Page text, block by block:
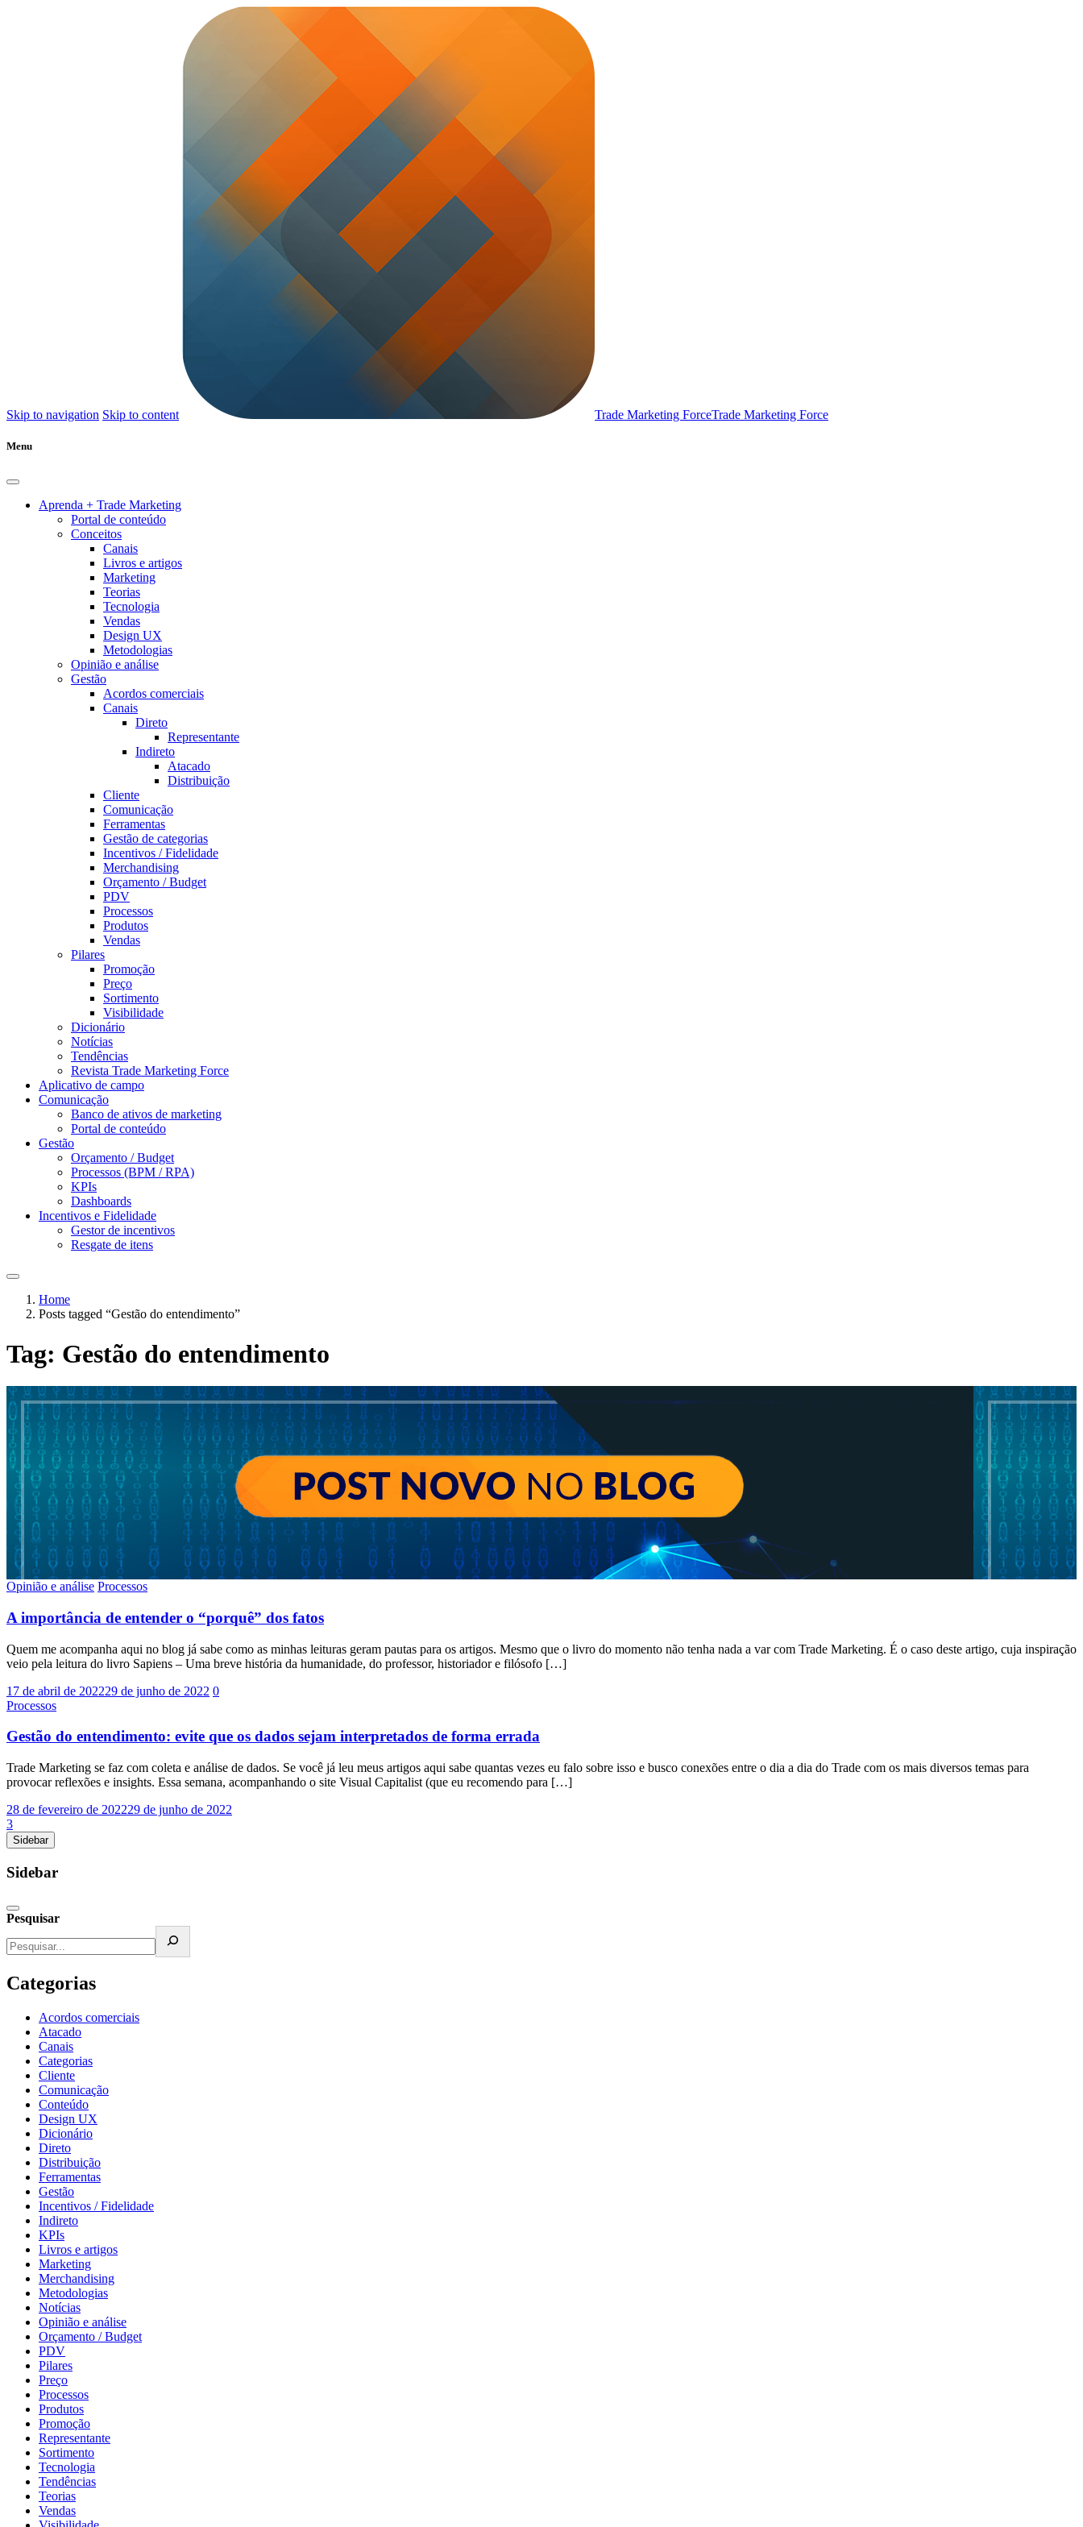
Skip to navigation Skip to content Trade Marketing ForceTrade Marketing Force
Menu
Aprenda + Trade Marketing
Portal de conteúdo
Conceitos
Canais
Livros e artigos
Marketing
Teorias
Tecnologia
Vendas
Design UX
Metodologias
Opinião e análise
Gestão
Acordos comerciais
Canais
Direto
Representante
Indireto
Atacado
Distribuição
Cliente
Comunicação
Ferramentas
Gestão de categorias
Incentivos / Fidelidade
Merchandising
Orçamento / Budget
PDV
Processos
Produtos
Vendas
Pilares
Promoção
Preço
Sortimento
Visibilidade
Dicionário
Notícias
Tendências
Revista Trade Marketing Force
Aplicativo de campo
Comunicação
Banco de ativos de marketing
Portal de conteúdo
Gestão
Orçamento / Budget
Processos (BPM / RPA)
KPIs
Dashboards
Incentivos e Fidelidade
Gestor de incentivos
Resgate de itens
Home
Posts tagged “Gestão do entendimento”
Tag: Gestão do entendimento
Opinião e análise Processos
A importância de entender o “porquê” dos fatos
Quem me acompanha aqui no blog já sabe como as minhas leituras geram pautas para os artigos. Mesmo que o livro do momento não tenha nada a var com Trade Marketing. É o caso deste artigo, cuja inspiração
veio pela leitura do livro Sapiens – Uma breve história da humanidade, do professor, historiador e filósofo […]
17 de abril de 202229 de junho de 2022 0
Processos
Gestão do entendimento: evite que os dados sejam interpretados de forma errada
Trade Marketing se faz com coleta e análise de dados. Se você já leu meus artigos aqui sabe quantas vezes eu falo sobre isso e busco conexões entre o dia a dia do Trade com os mais diversos temas para
provocar reflexões e insights. Essa semana, acompanhando o site Visual Capitalist (que eu recomendo para […]
28 de fevereiro de 202229 de junho de 2022
3
Sidebar
Sidebar
Pesquisar
Categorias
Acordos comerciais
Atacado
Canais
Categorias
Cliente
Comunicação
Conteúdo
Design UX
Dicionário
Direto
Distribuição
Ferramentas
Gestão
Incentivos / Fidelidade
Indireto
KPIs
Livros e artigos
Marketing
Merchandising
Metodologias
Notícias
Opinião e análise
Orçamento / Budget
PDV
Pilares
Preço
Processos
Produtos
Promoção
Representante
Sortimento
Tecnologia
Tendências
Teorias
Vendas